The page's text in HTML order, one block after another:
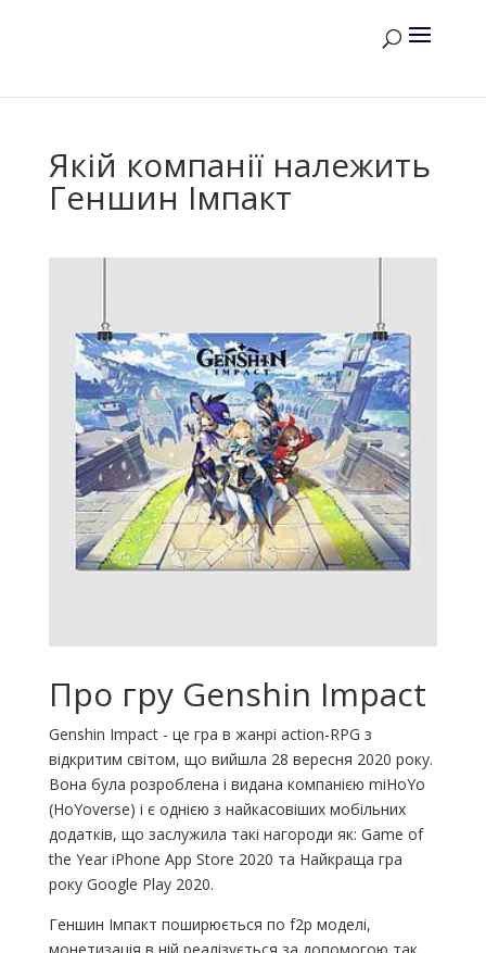
Якій компанії належить
Геншин Імпакт
Про гру Genshin Impact
Genshin Impact - це гра в жанрі action-RPG з
відкритим світом, що вийшла 28 вересня 2020 року.
Вона була розроблена і видана компанією miHoYo
(HoYoverse) і є однією з найкасовіших мобільних
додатків, що заслужила такі нагороди як: Game of
the Year iPhone App Store 2020 та Найкраща гра
року Google Play 2020.
Геншин Імпакт поширюється по f2p моделі,